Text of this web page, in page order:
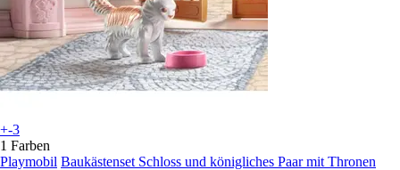
+-3
1 Farben
Playmobil Baukästenset Schloss und königliches Paar mit Thronen